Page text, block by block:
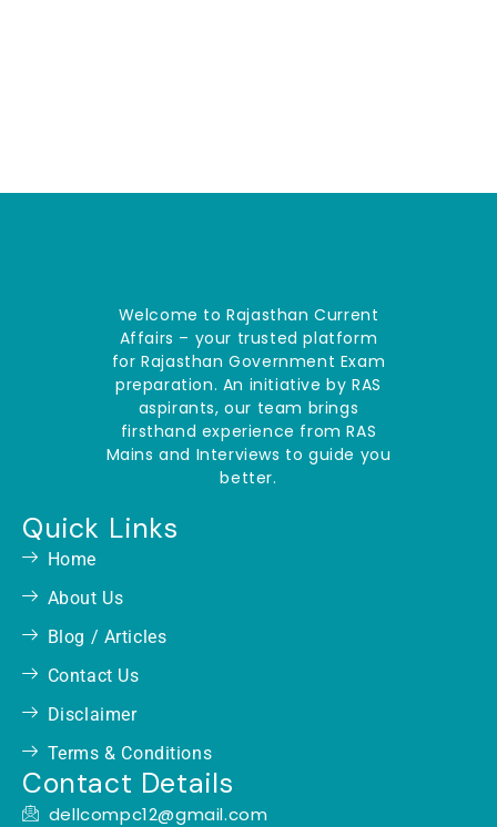
Welcome to Rajasthan Current
Affairs – your trusted platform
for Rajasthan Government Exam
preparation. An initiative by RAS
aspirants, our team brings
firsthand experience from RAS
Mains and Interviews to guide you
better.
Quick Links
Home
About Us
Blog / Articles
Contact Us
Disclaimer
Terms & Conditions
Contact Details
dellcompc12@gmail.com